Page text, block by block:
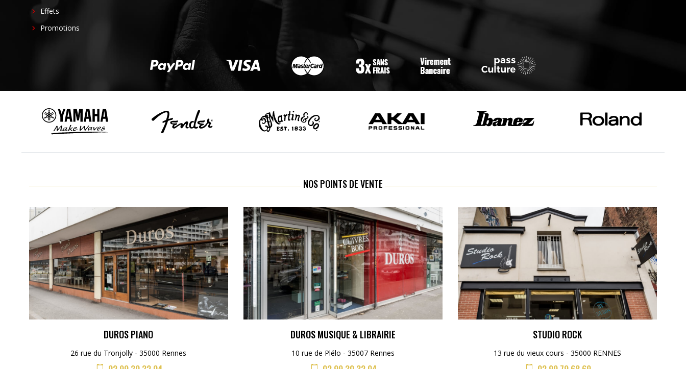
Effets
Promotions
NOS POINTS DE VENTE
DUROS PIANO
26 rue du Tronjolly - 35000 Rennes
DUROS MUSIQUE & LIBRAIRIE
10 rue de Plélo - 35007 Rennes
STUDIO ROCK
13 rue du vieux cours - 35000 RENNES